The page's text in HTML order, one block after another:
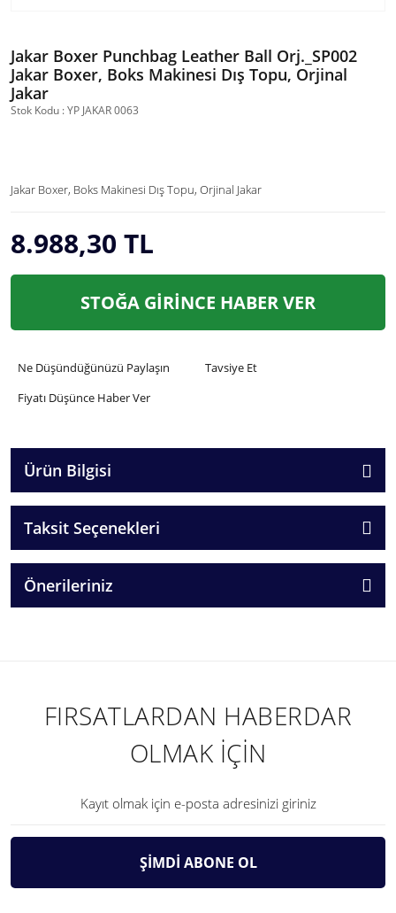
Jakar Boxer Punchbag Leather Ball Orj._SP002
Jakar Boxer, Boks Makinesi Dış Topu, Orjinal
Jakar
Stok Kodu : YP JAKAR 0063
Jakar Boxer, Boks Makinesi Dış Topu, Orjinal Jakar
8.988,30 TL
STOĞA GİRİNCE HABER VER
Ne Düşündüğünüzü Paylaşın
Tavsiye Et
Fiyatı Düşünce Haber Ver
Ürün Bilgisi
Taksit Seçenekleri
Önerileriniz
FIRSATLARDAN HABERDAR
OLMAK İÇİN
ŞİMDİ ABONE OL